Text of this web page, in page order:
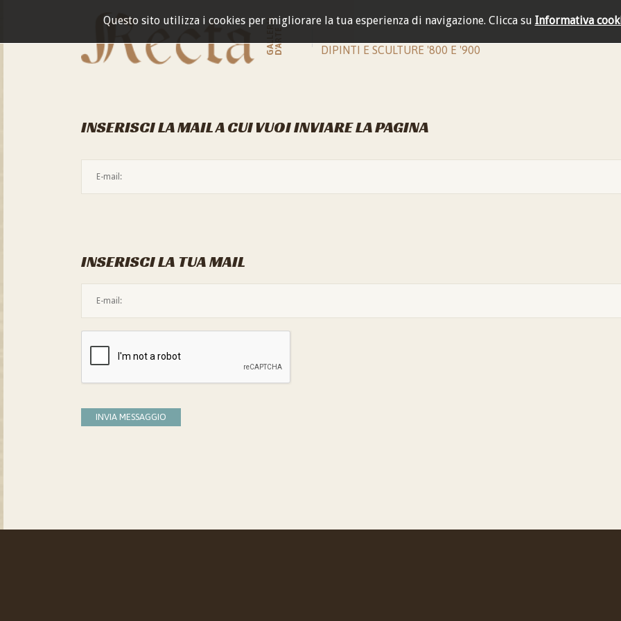
Questo sito utilizza i cookies per migliorare la tua esperienza di navigazione. Clicca su Informativa
GALLERIAD'ARTE DIPINTI E SCULTURE '800 E '900
INSERISCI LA MAIL A CUI VUOI INVIARE LA PAGINA
INSERISCI LA TUA MAIL
INVIA MESSAGGIO